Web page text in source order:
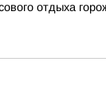
отдыха